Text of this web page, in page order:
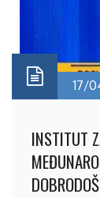
17/
INSTITUT